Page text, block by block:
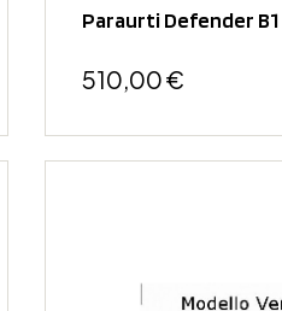
Paraurti Defender B1
510,00 €